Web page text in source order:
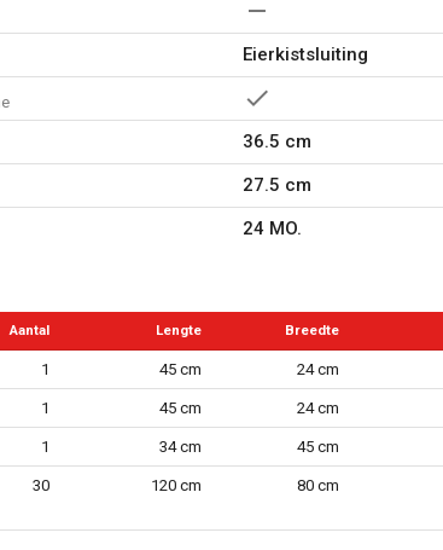
Eierkistsluiting
36.5 cm
27.5 cm
24 MO.
Aantal Lengte Breedte
1 45 cm 24 cm
1 45 cm 24 cm
1 34 cm 45 cm
30 120 cm 80 cm